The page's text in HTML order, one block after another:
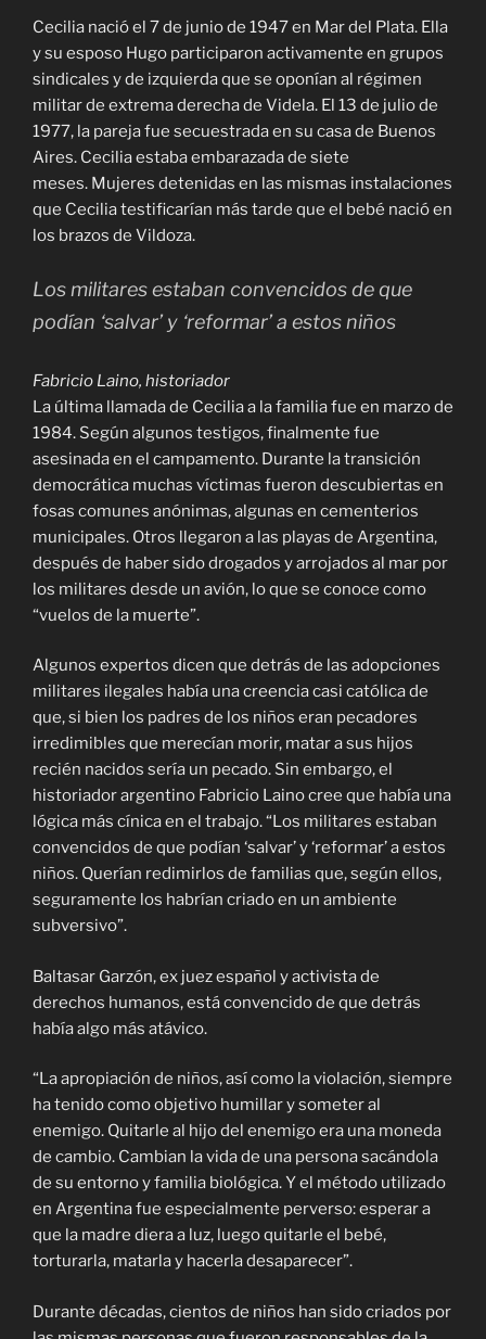
Cecilia nació el 7 de junio de 1947 en Mar del Plata. Ella
y su esposo Hugo participaron activamente en grupos
sindicales y de izquierda que se oponían al régimen
militar de extrema derecha de Videla. El 13 de julio de
1977, la pareja fue secuestrada en su casa de Buenos
Aires. Cecilia estaba embarazada de siete
meses. Mujeres detenidas en las mismas instalaciones
que Cecilia testificarían más tarde que el bebé nació en
los brazos de Vildoza.
Los militares estaban convencidos de que
podían ‘salvar’ y ‘reformar’ a estos niños
Fabricio Laino, historiador
La última llamada de Cecilia a la familia fue en marzo de
1984. Según algunos testigos, finalmente fue
asesinada en el campamento. Durante la transición
democrática muchas víctimas fueron descubiertas en
fosas comunes anónimas, algunas en cementerios
municipales. Otros llegaron a las playas de Argentina,
después de haber sido drogados y arrojados al mar por
los militares desde un avión, lo que se conoce como
“vuelos de la muerte”.
Algunos expertos dicen que detrás de las adopciones
militares ilegales había una creencia casi católica de
que, si bien los padres de los niños eran pecadores
irredimibles que merecían morir, matar a sus hijos
recién nacidos sería un pecado. Sin embargo, el
historiador argentino Fabricio Laino cree que había una
lógica más cínica en el trabajo. “Los militares estaban
convencidos de que podían ‘salvar’ y ‘reformar’ a estos
niños. Querían redimirlos de familias que, según ellos,
seguramente los habrían criado en un ambiente
subversivo”.
Baltasar Garzón, ex juez español y activista de
derechos humanos, está convencido de que detrás
había algo más atávico.
“La apropiación de niños, así como la violación, siempre
ha tenido como objetivo humillar y someter al
enemigo. Quitarle al hijo del enemigo era una moneda
de cambio. Cambian la vida de una persona sacándola
de su entorno y familia biológica. Y el método utilizado
en Argentina fue especialmente perverso: esperar a
que la madre diera a luz, luego quitarle el bebé,
torturarla, matarla y hacerla desaparecer”.
Durante décadas, cientos de niños han sido criados por